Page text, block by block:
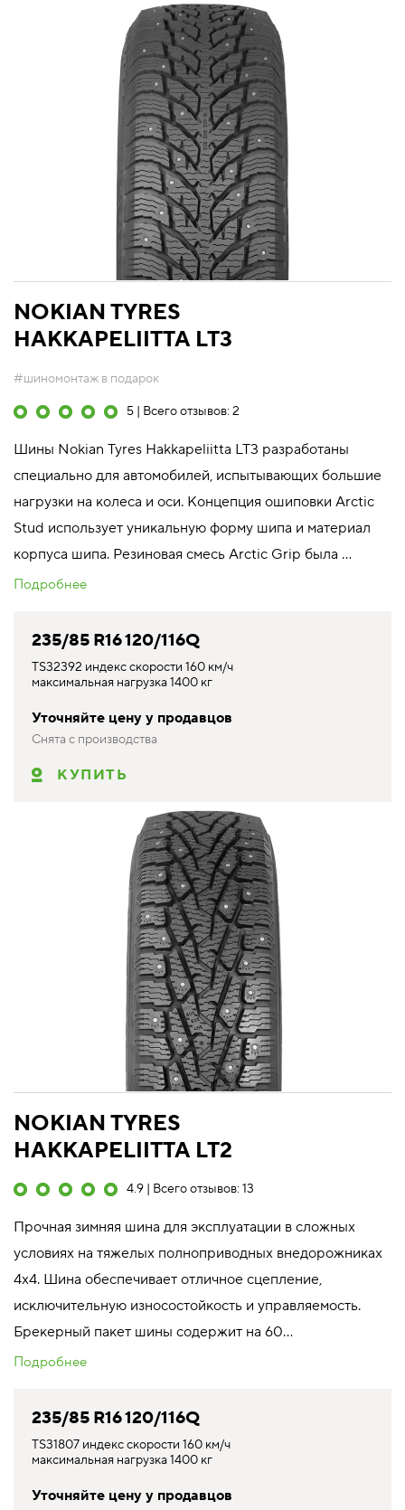
NOKIAN TYRES
HAKKAPELIITTA LT3
#шиномонтаж в подарок
5 | Всего отзывов: 2
Шины Nokian Tyres Hakkapeliitta LT3 разработаны
специально для автомобилей, испытывающих большие
нагрузки на колеса и оси. Концепция ошиповки Arctic
Stud использует уникальную форму шипа и материал
корпуса шипа. Резиновая смесь Arctic Grip была ...
Подробнее
235/85 R16 120/116Q
TS32392 индекс скорости 160 км/ч
максимальная нагрузка 1400 кг
Уточняйте цену у продавцов
Снята с производства
КУПИТЬ
NOKIAN TYRES
HAKKAPELIITTA LT2
4.9 | Всего отзывов: 13
Прочная зимняя шина для эксплуатации в сложных
условиях на тяжелых полноприводных внедорожниках
4x4. Шина обеспечивает отличное сцепление,
исключительную износостойкость и управляемость.
Брекерный пакет шины содержит на 60...
Подробнее
235/85 R16 120/116Q
TS31807 индекс скорости 160 км/ч
максимальная нагрузка 1400 кг
Уточняйте цену у продавцов